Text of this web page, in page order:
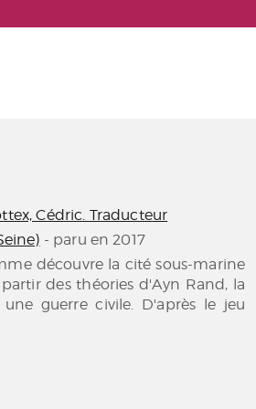
Cédric. Traducteur
- paru en 2017
découvre la cité sous-marine
des théories d'Ayn Rand, la
guerre civile. D'après le jeu